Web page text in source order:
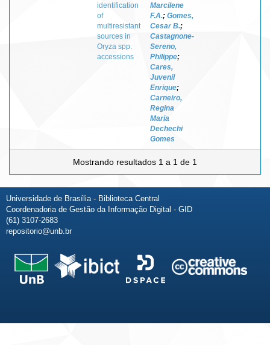
identification
of
multiresistant
sources in
Oryza spp.
accessions
Marcilene
F.A.; Gomes,
Cesar B.;
Castagnone-
Sereno,
Philippe;
Cares,
Juvenil
Enrique;
Carneiro,
Regina
Maria
Dechechi
Gomes
Mostrando resultados 1 a 1 de 1
Universidade de Brasília - Biblioteca Central
Coordenadoria de Gestão da Informação Digital - GID
(61) 3107-2683
repositorio@unb.br